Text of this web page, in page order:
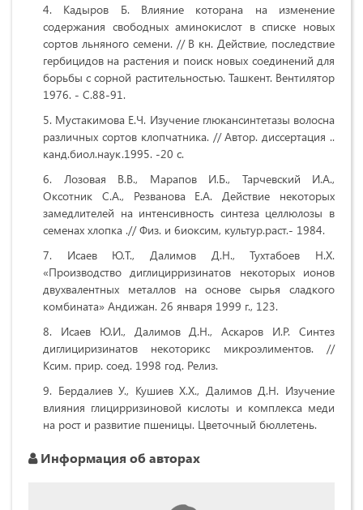
Кадыров Б. Влияние которана на изменение
содержания свободных аминокислот в списке новых
сортов льняного семени. // В кн. Действие, последствие
гербицидов на растения и поиск новых соединений для
борьбы с сорной растительностью. Ташкент. Вентилятор
1976. - С.88-91.
Мустакимова Е.Ч. Изучение глюкансинтетазы волосна
различных сортов клопчатника. // Автор. диссертация ..
канд.биол.наук.1995. -20 с.
Лозовая В.В., Марапов И.Б., Тарчевский И.А.,
Оксотник С.А., Резванова Е.А. Действие некоторых
замедлителей на интенсивность синтеза целлюлозы в
семенах хлопка .// Физ. и 6иоксим, культур.раст.- 1984.
Исаев Ю.Т., Далимов Д.Н., Тухтабоев Н.Х.
«Производство диглицирризинатов некоторых ионов
двухвалентных металлов на основе сырья сладкого
комбината» Андижан. 26 января 1999 г., 123.
Исаев Ю.И., Далимов Д.Н., Аскаров И.Р. Синтез
диглициризинатов некоторикс микроэлиментов. //
Ксим. прир. соед. 1998 год. Релиз.
Бердалиев У., Кушиев X.X., Далимов Д.Н. Изучение
влияния глицирризиновой кислоты и комплекса меди
на рост и развитие пшеницы. Цветочный бюллетень.
Информация об авторах